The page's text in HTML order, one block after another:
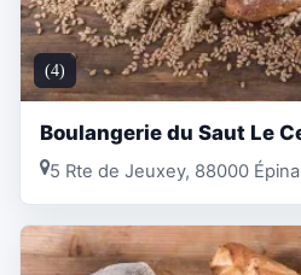
(4)
Boulangerie du Saut Le
5 Rte de Jeuxey, 88000